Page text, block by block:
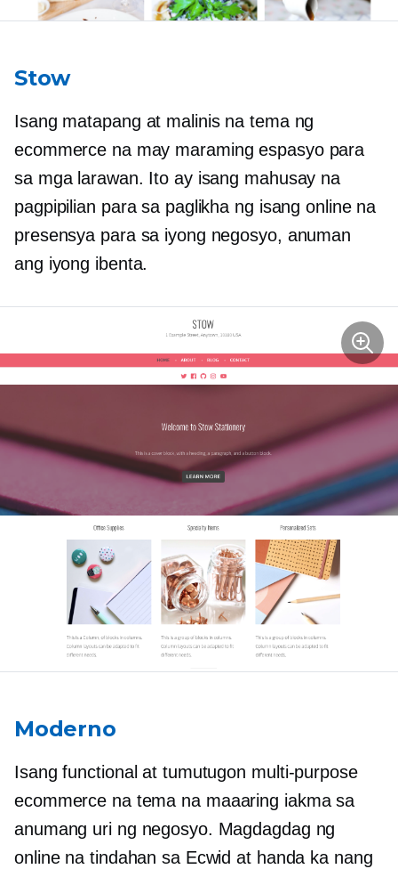
Stow
Isang matapang at malinis na tema ng
ecommerce na may maraming espasyo para
sa mga larawan. Ito ay isang mahusay na
pagpipilian para sa paglikha ng isang online na
presensya para sa iyong negosyo, anuman
ang iyong ibenta.
Moderno
Isang functional at tumutugon multi-purpose
ecommerce na tema na maaaring iakma sa
anumang uri ng negosyo. Magdagdag ng
online na tindahan sa Ecwid at handa ka nang